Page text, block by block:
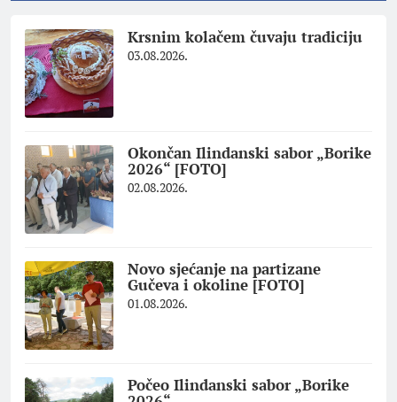
Krsnim kolačem čuvaju tradiciju
03.08.2026.
Okončan Ilindanski sabor „Borike
2026“ [FOTO]
02.08.2026.
Novo sjećanje na partizane
Gučeva i okoline [FOTO]
01.08.2026.
Počeo Ilindanski sabor „Borike